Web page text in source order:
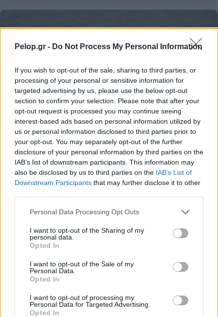
Pelop.gr - Do Not Process My Personal Information
If you wish to opt-out of the sale, sharing to third parties, or
processing of your personal or sensitive information for
targeted advertising by us, please use the below opt-out
section to confirm your selection. Please note that after your
opt-out request is processed you may continue seeing
interest-based ads based on personal information utilized by
us or personal information disclosed to third parties prior to
your opt-out. You may separately opt-out of the further
disclosure of your personal information by third parties on the
IAB’s list of downstream participants. This information may
also be disclosed by us to third parties on the IAB’s List of
Downstream Participants that may further disclose it to other
Please note that this website/app uses one or more Google
not limited to your visit or usage behaviour. You may click to
grant or deny consent to Google and its third-party tags to
use your data for below specified purposes in below Google
consent section.
Personal Data Processing Opt Outs
I want to opt-out of the Sharing of my
personal data.
Opted In
I want to opt-out of the Sale of my
Personal Data.
Opted In
I want to opt-out of processing my
Personal Data for Targeted Advertising.
Opted In
Τουρισμός για Ολους 2026: Τα SOS για να κερδίσετε το
voucher διακοπών